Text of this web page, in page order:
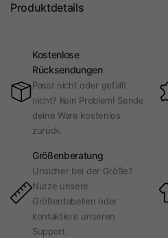
Produktdetails
Kostenlose
Rücksendungen
Passt nicht oder gefällt
nicht? Kein Problem! Sende
deine Ware kostenlos
zurück.
Größenberatung
Unsicher bei der Größe?
Nutze unsere
Größentabellen oder
kontaktiere unseren
Support.